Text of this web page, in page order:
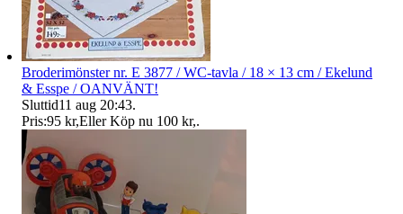
Broderimönster nr. E 3877 / WC-tavla / 18 × 13 cm / Ekelund
& Esspe / OANVÄNT!
Sluttid11 aug 20:43.
Pris:95 kr,Eller Köp nu 100 kr,.